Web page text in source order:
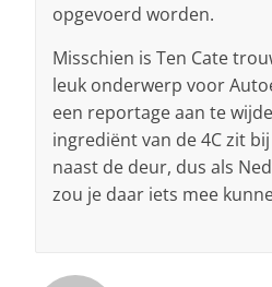
opgevoerd worden.
Misschien is Ten Cate
leuk onderwerp voor
een reportage aan te
ingrediënt van de 4C zit
naast de deur, dus als
zou je daar iets mee